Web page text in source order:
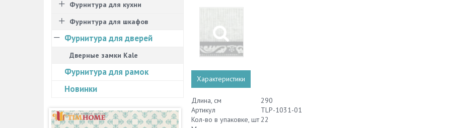
Характеристики
Длина, см
290
Артикул
TLP-1031-01
Кол-во в упаковке, шт22
Фурнитура для кухни
Фурнитура для шкафов
Фурнитура для дверей
Дверные замки Kale
Фурнитура для рамок
Новинки